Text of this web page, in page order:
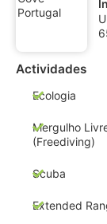
Actividades
Ecologia
Mergulho
(Freediving)
Scuba
Extended